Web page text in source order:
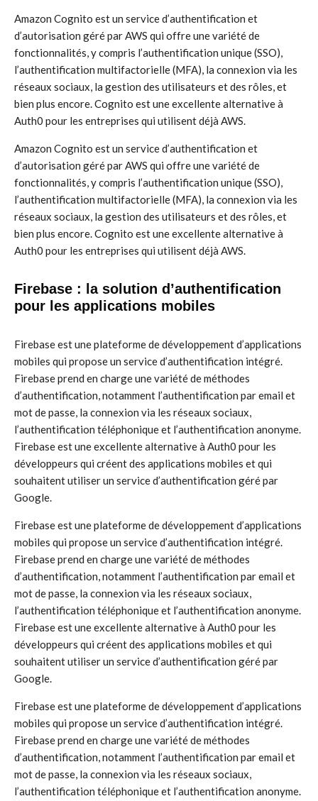
Amazon Cognito est un service d’authentification et
d’autorisation géré par AWS qui offre une variété de
fonctionnalités, y compris l’authentification unique (SSO),
l’authentification multifactorielle (MFA), la connexion via les
réseaux sociaux, la gestion des utilisateurs et des rôles, et
bien plus encore. Cognito est une excellente alternative à
Auth0 pour les entreprises qui utilisent déjà AWS.
Amazon Cognito est un service d’authentification et
d’autorisation géré par AWS qui offre une variété de
fonctionnalités, y compris l’authentification unique (SSO),
l’authentification multifactorielle (MFA), la connexion via les
réseaux sociaux, la gestion des utilisateurs et des rôles, et
bien plus encore. Cognito est une excellente alternative à
Auth0 pour les entreprises qui utilisent déjà AWS.
Firebase : la solution d’authentification
pour les applications mobiles
Firebase est une plateforme de développement d’applications
mobiles qui propose un service d’authentification intégré.
Firebase prend en charge une variété de méthodes
d’authentification, notamment l’authentification par email et
mot de passe, la connexion via les réseaux sociaux,
l’authentification téléphonique et l’authentification anonyme.
Firebase est une excellente alternative à Auth0 pour les
développeurs qui créent des applications mobiles et qui
souhaitent utiliser un service d’authentification géré par
Google.
Firebase est une plateforme de développement d’applications
mobiles qui propose un service d’authentification intégré.
Firebase prend en charge une variété de méthodes
d’authentification, notamment l’authentification par email et
mot de passe, la connexion via les réseaux sociaux,
l’authentification téléphonique et l’authentification anonyme.
Firebase est une excellente alternative à Auth0 pour les
développeurs qui créent des applications mobiles et qui
souhaitent utiliser un service d’authentification géré par
Google.
Firebase est une plateforme de développement d’applications
mobiles qui propose un service d’authentification intégré.
Firebase prend en charge une variété de méthodes
d’authentification, notamment l’authentification par email et
mot de passe, la connexion via les réseaux sociaux,
l’authentification téléphonique et l’authentification anonyme.